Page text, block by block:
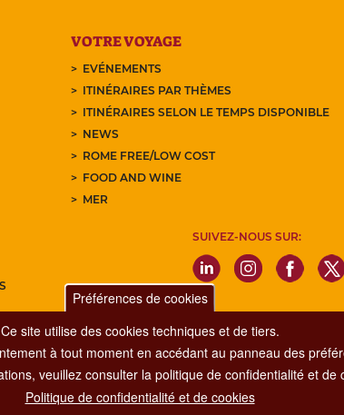
VOTRE VOYAGE
EVÉNEMENTS
ITINÉRAIRES PAR THÈMES
ITINÉRAIRES SELON LE TEMPS DISPONIBLE
NEWS
ROME FREE/LOW COST
FOOD AND WINE
MER
NEWSLETTER
SUIVEZ-NOUS SUR:
Préférences de cookies
Ce site utilise des cookies techniques et de tiers.
à tout moment en accédant au panneau des
veuillez consulter la politique de confidentialité et de
Politique de confidentialité et de cookies